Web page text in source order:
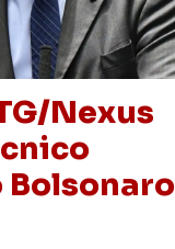
Nexus
Bolsonaro